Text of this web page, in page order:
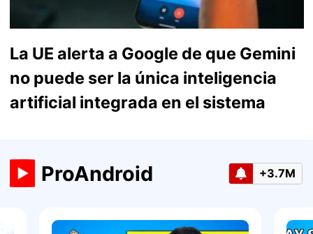
La UE alerta a Google de que Gemini
no puede ser la única inteligencia
artificial integrada en el sistema
ProAndroid +3.7M